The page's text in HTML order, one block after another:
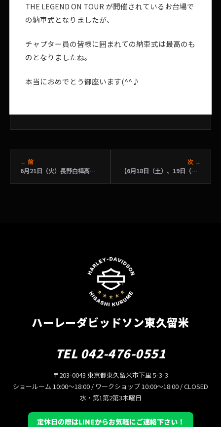
THE LEGEND ON TOUR が開催されているお台場で
の納車式となりましたが、
チャプター員の皆様に囲まれての納車式は最高のも
のとなりましたね。
本当におめでとう御座います(^^♪
← 前
6月21日（火）長野白樺高原平日ツーリング
次 →
【6月18日（土）、19日（日）2日間限定ロードスターカフェがＨＤ東久留米にＯＰＥＮ！】
ハーレーダビッドソン東久留米
TEL 042-476-0551
〒203-0043 東京都東久留米市下里 5-3-3
ショールーム 10:00〜18:00 / ワークショップ 10:00〜18:00 / CLOSED
水・第1第2第3木曜日
定休日の際はLINEからお気軽にご連絡下さい！